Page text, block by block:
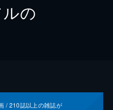
の
/210誌以上の雑誌が